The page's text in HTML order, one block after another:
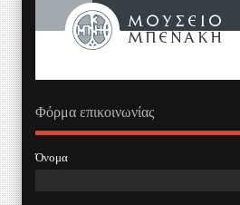
Φόρμα επικοινωνίας
Όνομα